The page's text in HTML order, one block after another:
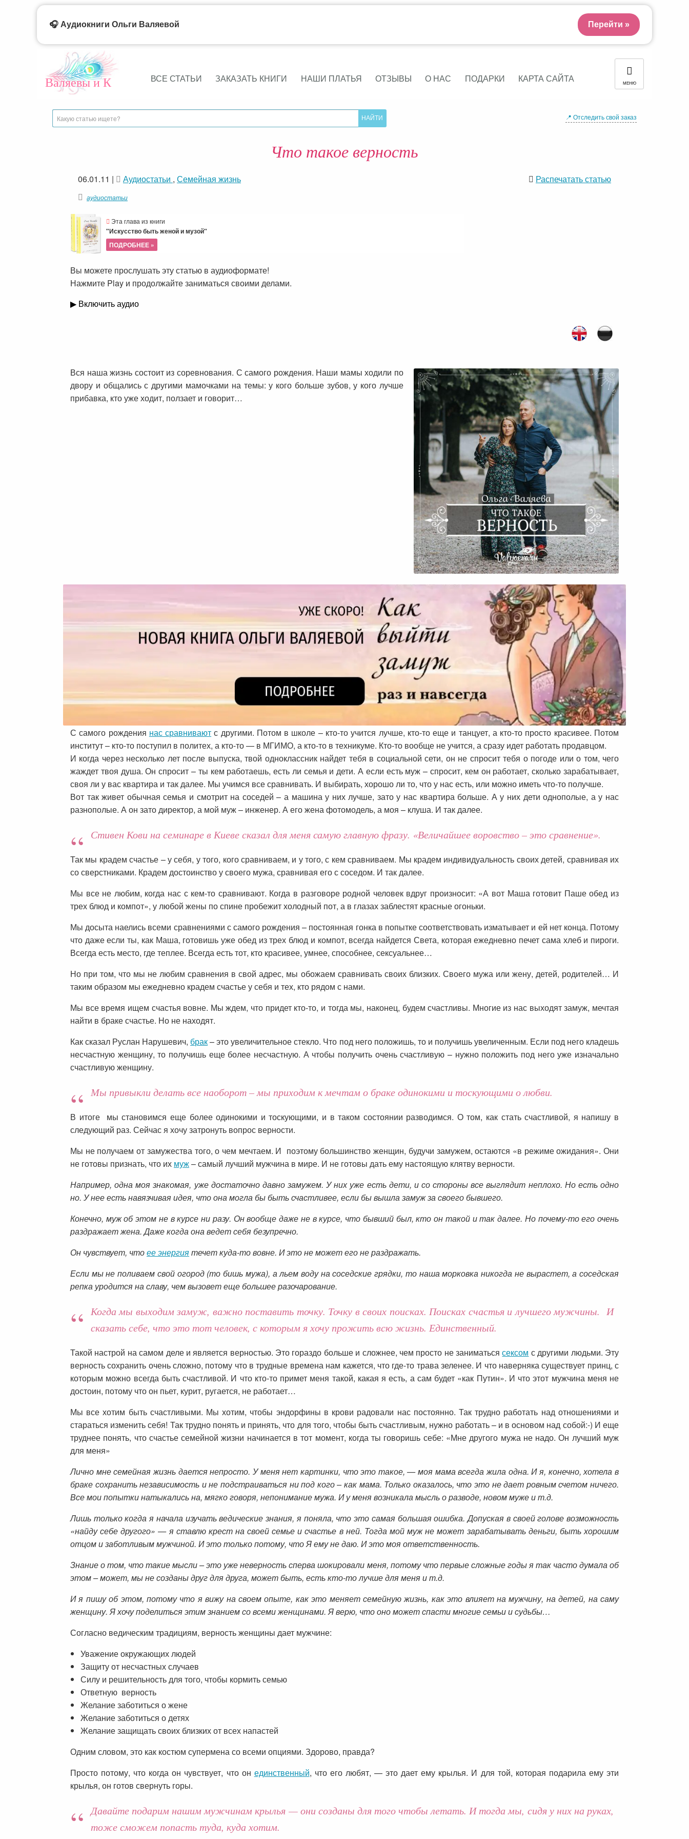
Валяевы и К ВСЕ СТАТЬИ ЗАКАЗАТЬ КНИГИ НАШИ ПЛАТЬЯ ОТЗЫВЫ О НАС ПОДАРКИ КАРТА САЙТА МЕНЮ
📍 Отследить свой заказ
Что такое верность
06.01.11 | Аудиостатьи , Семейная жизнь
аудиостатьи
Распечатать статью
Эта глава из книги
"Искусство быть женой и музой"
ПОДРОБНЕЕ »
Вы можете прослушать эту статью в аудиоформате!
Нажмите Play и продолжайте заниматься своими делами.
▶ Включить аудио
Вся наша жизнь состоит из соревнования. С самого рождения. Наши мамы ходили по
двору и общались с другими мамочками на темы: у кого больше зубов, у кого лучше
прибавка, кто уже ходит, ползает и говорит…
С самого рождения нас сравнивают с другими. Потом в школе – кто-то учится лучше, кто-то еще и танцует, а кто-то просто красивее. Потом
институт – кто-то поступил в политех, а кто-то — в МГИМО, а кто-то в техникуме. Кто-то вообще не учится, а сразу идет работать продавцом.
И когда через несколько лет после выпуска, твой одноклассник найдет тебя в социальной сети, он не спросит тебя о погоде или о том, чего
жаждет твоя душа. Он спросит – ты кем работаешь, есть ли семья и дети. А если есть муж – спросит, кем он работает, сколько зарабатывает,
своя ли у вас квартира и так далее. Мы учимся все сравнивать. И выбирать, хорошо ли то, что у нас есть, или можно иметь что-то получше.
Вот так живет обычная семья и смотрит на соседей – а машина у них лучше, зато у нас квартира больше. А у них дети однополые, а у нас
разнополые. А он зато директор, а мой муж – инженер. А его жена фотомодель, а моя – клуша. И так далее.
Стивен Кови на семинаре в Киеве сказал для меня самую главную фразу. «Величайшее воровство – это сравнение».
Так мы крадем счастье – у себя, у того, кого сравниваем, и у того, с кем сравниваем. Мы крадем индивидуальность своих детей, сравнивая их
со сверстниками. Крадем достоинство у своего мужа, сравнивая его с соседом. И так далее.
Мы все не любим, когда нас с кем-то сравнивают. Когда в разговоре родной человек вдруг произносит: «А вот Маша готовит Паше обед из
трех блюд и компот», у любой жены по спине пробежит холодный пот, а в глазах заблестят красные огоньки.
Мы досыта наелись всеми сравнениями с самого рождения – постоянная гонка в попытке соответствовать изматывает и ей нет конца. Потому
что даже если ты, как Маша, готовишь уже обед из трех блюд и компот, всегда найдется Света, которая ежедневно печет сама хлеб и пироги.
Всегда есть место, где теплее. Всегда есть тот, кто красивее, умнее, способнее, сексуальнее…
Но при том, что мы не любим сравнения в свой адрес, мы обожаем сравнивать своих близких. Своего мужа или жену, детей, родителей… И
таким образом мы ежедневно крадем счастье у себя и тех, кто рядом с нами.
Мы все время ищем счастья вовне. Мы ждем, что придет кто-то, и тогда мы, наконец, будем счастливы. Многие из нас выходят замуж, мечтая
найти в браке счастье. Но не находят.
Как сказал Руслан Нарушевич, брак– это увеличительное стекло. Что под него положишь, то и получишь увеличенным. Если под него кладешь
несчастную женщину, то получишь еще более несчастную. А чтобы получить очень счастливую – нужно положить под него уже изначально
счастливую женщину.
Мы привыкли делать все наоборот – мы приходим к мечтам о браке одинокими и тоскующими о любви.
В итоге мы становимся еще более одинокими и тоскующими, и в таком состоянии разводимся. О том, как стать счастливой, я напишу в
следующий раз. Сейчас я хочу затронуть вопрос верности.
Мы не получаем от замужества того, о чем мечтаем. И поэтому большинство женщин, будучи замужем, остаются «в режиме ожидания». Они
не готовы признать, что их муж– самый лучший мужчина в мире. И не готовы дать ему настоящую клятву верности.
Например, одна моя знакомая, уже достаточно давно замужем. У них уже есть дети, и со стороны все выглядит неплохо. Но есть одно
но. У нее есть навязчивая идея, что она могла бы быть счастливее, если бы вышла замуж за своего бывшего.
Конечно, муж об этом не в курсе ни разу. Он вообще даже не в курсе, что бывший был, кто он такой и так далее. Но почему-то его очень
раздражает жена. Даже когда она ведет себя безупречно.
Он чувствует, чтоее энергиятечет куда-то вовне. И это не может его не раздражать.
Если мы не поливаем свой огород (то бишь мужа), а льем воду на соседские грядки, то наша морковка никогда не вырастет, а соседская
репка уродится на славу, чем вызовет еще большее разочарование.
Когда мы выходим замуж, важно поставить точку. Точку в своих поисках. Поисках счастья и лучшего мужчины. И
сказать себе, что это тот человек, с которым я хочу прожить всю жизнь. Единственный.
Такой настрой на самом деле и является верностью. Это гораздо больше и сложнее, чем просто не заниматьсясексом с другими людьми. Эту
верность сохранить очень сложно, потому что в трудные времена нам кажется, что где-то трава зеленее. И что наверняка существует принц, с
которым можно всегда быть счастливой. И что кто-то примет меня такой, какая я есть, а сам будет «как Путин». И что этот мужчина меня не
достоин, потому что он пьет, курит, ругается, не работает…
Мы все хотим быть счастливыми. Мы хотим, чтобы эндорфины в крови радовали нас постоянно. Так трудно работать над отношениями и
стараться изменить себя! Так трудно понять и принять, что для того, чтобы быть счастливым, нужно работать – и в основом над собой:-) И еще
труднее понять, что счастье семейной жизни начинается в тот момент, когда ты говоришь себе: «Мне другого мужа не надо. Он лучший муж
для меня»
Лично мне семейная жизнь дается непросто. У меня нет картинки, что это такое, — моя мама всегда жила одна. И я, конечно, хотела в
браке сохранить независимость и не подстраиваться ни под кого – как мама. Только оказалось, что это не дает ровным счетом ничего.
Все мои попытки натыкались на, мягко говоря, непонимание мужа. И у меня возникала мысль о разводе, новом муже и т.д.
Лишь только когда я начала изучать ведические знания, я поняла, что это самая большая ошибка. Допуская в своей голове возможность
«найду себе другого» — я ставлю крест на своей семье и счастье в ней. Тогда мой муж не может зарабатывать деньги, быть хорошим
отцом и заботливым мужчиной. И это только потому, что Я ему не даю. И это моя ответственность.
Знание о том, что такие мысли – это уже неверность сперва шокировали меня, потому что первые сложные годы я так часто думала об
этом – может, мы не созданы друг для друга, может быть, есть кто-то лучше для меня и т.д.
И я пишу об этом, потому что я вижу на своем опыте, как это меняет семейную жизнь, как это влияет на мужчину, на детей, на саму
женщину. Я хочу поделиться этим знанием со всеми женщинами. Я верю, что оно может спасти многие семьи и судьбы…
Согласно ведическим традициям, верность женщины дает мужчине:
Уважение окружающих людей
Защиту от несчастных случаев
Силу и решительность для того, чтобы кормить семью
Ответную верность
Желание заботиться о жене
Желание заботиться о детях
Желание защищать своих близких от всех напастей
Одним словом, это как костюм супермена со всеми опциями. Здорово, правда?
Просто потому, что когда он чувствует, что он единственный, что его любят, — это дает ему крылья. И для той, которая подарила ему эти
крылья, он готов свернуть горы.
Давайте подарим нашим мужчинам крылья — они созданы для того чтобы летать. И тогда мы, сидя у них на руках,
тоже сможем попасть туда, куда хотим.
🎧 Аудиокниги Ольги Валяевой Перейти »